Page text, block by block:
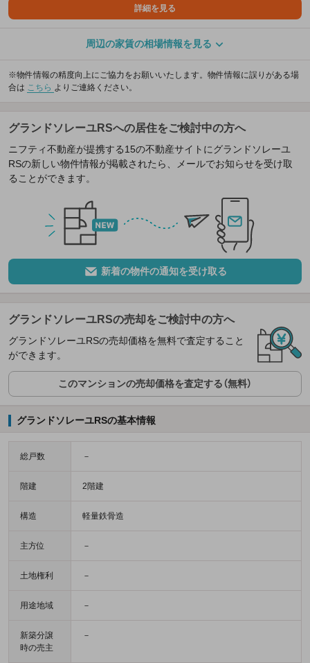
詳細を見る
周辺の家賃の相場情報を見る
※物件情報の精度向上にご協力をお願いいたします。物件情報に誤りがある場
合は こちら よりご連絡ください。
グランドソレーユRSへの居住をご検討中の方へ
ニフティ不動産が提携する15の不動産サイトにグランドソレーユ
RSの新しい物件情報が掲載されたら、メールでお知らせを受け取
ることができます。
新着の物件の通知を受け取る
グランドソレーユRSの売却をご検討中の方へ
グランドソレーユRSの売却価格を無料で査定すること
ができます。
このマンションの売却価格を査定する（無料）
グランドソレーユRSの基本情報
総戸数 －
階建 2階建
構造 軽量鉄骨造
主方位 －
土地権利 －
用途地域 －
新築分譲
時の売主
－